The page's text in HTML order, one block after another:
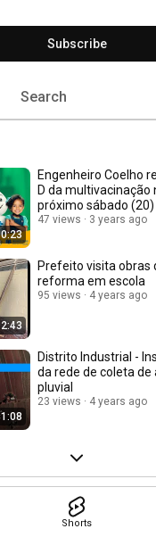
Shorts
Subscribe
Search
0:23
Engenheiro Coelho
D da multivacinação
próximo sábado (20)
47 views 3 years ago
2:43
Prefeito visita obras
reforma em escola
95 views 4 years ago
1:08
Distrito Industrial -
da rede de coleta de
pluvial
23 views 4 years ago